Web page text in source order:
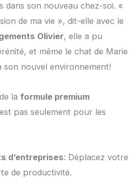
dans son nouveau chez-soi. «
de ma vie », dit-elle avec le
Olivier, elle a pu
et même le chat de Marie
son nouvel environnement!
la formule premium
pas seulement pour les
d’entreprises: Déplacez votre
de productivité.